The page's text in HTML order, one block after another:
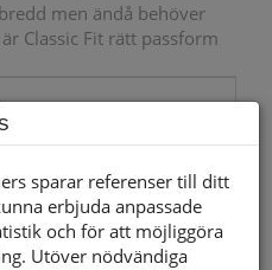
men ändå behöver
Classic Fit rätt passform
coled Memory foam
sparar referenser till ditt
erbjuda anpassade
och för att möjliggöra
Utöver nödvändiga